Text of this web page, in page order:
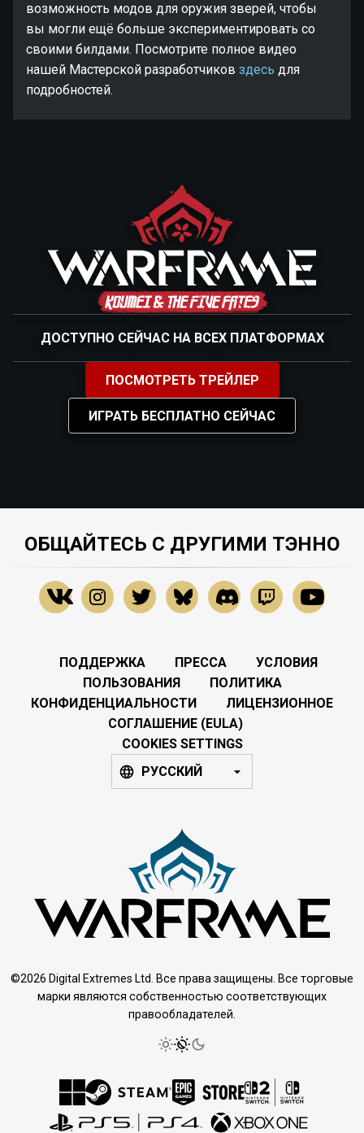
возможность модов для оружия зверей, чтобы
вы могли ещё больше экспериментировать со
своими билдами. Посмотрите полное видео
нашей Мастерской разработчиков здесь для
подробностей.
ДОСТУПНО СЕЙЧАС НА ВСЕХ ПЛАТФОРМАХ
ПОСМОТРЕТЬ ТРЕЙЛЕР
ИГРАТЬ БЕСПЛАТНО СЕЙЧАС
ОБЩАЙТЕСЬ С ДРУГИМИ ТЭННО
ПОДДЕРЖКА ПРЕССА
УСЛОВИЯ
ПОЛЬЗОВАНИЯ
ПОЛИТИКА
КОНФИДЕНЦИАЛЬНОСТИ
ЛИЦЕНЗИОННОЕ
СОГЛАШЕНИЕ (EULA)
COOKIES SETTINGS
РУССКИЙ
©2026 Digital Extremes Ltd. Все права защищены. Все торговые
марки являются собственностью соответствующих
правообладателей.